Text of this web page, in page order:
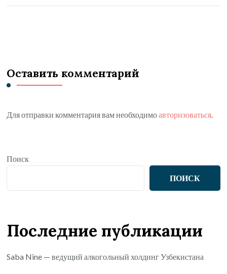
Оставить комментарий
Для отправки комментария вам необходимоавторизоваться.
Поиск
ПОИСК
Последние публикации
Saba Nine — ведущий алкогольный холдинг Узбекистана